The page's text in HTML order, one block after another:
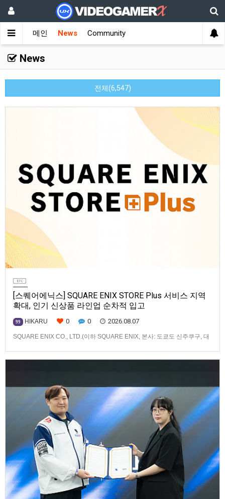
메인 News Community
News
전체(6,547)
[스퀘어에닉스] SQUARE ENIX STORE Plus 서비스 지역
확대, 인기 신상품 라인업 순차적 입고
99 HIKARU 0 0 2026.08.07
SQUARE ENIX CO., LTD.(이하 SQUARE ENIX, 본사: 도쿄도 신주쿠구, 대